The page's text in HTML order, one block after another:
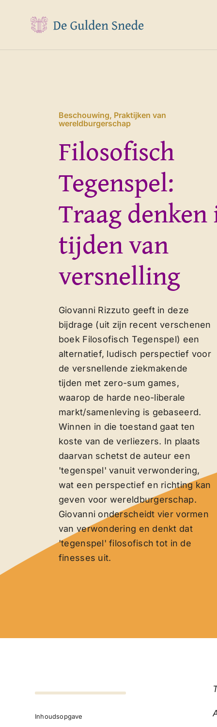
Beschouwing, Praktijken van
wereldburgerschap
Filosofisch
Tegenspel:
Traag denken
tijden van
versnelling
Giovanni Rizzuto geeft in deze
bijdrage (uit zijn recent verschenen
boek Filosofisch Tegenspel) een
alternatief, ludisch perspectief voor
de versnellende ziekmakende
tijden met zero-sum games,
waarop de harde neo-liberale
markt/samenleving is gebaseerd.
Winnen in die toestand gaat ten
koste van de verliezers. In plaats
daarvan schetst de auteur een
'tegenspel' vanuit verwondering,
wat een perspectief en richting kan
geven voor wereldburgerschap.
Giovanni onderscheidt vier vormen
van verwondering en denkt dat
'tegenspel' filosofisch tot in de
finesses uit.
Inhoudsopgave